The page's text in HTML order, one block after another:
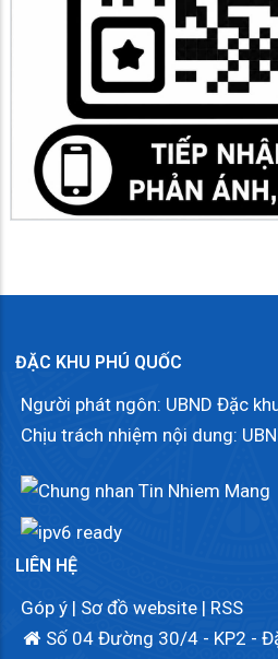
ĐẶC KHU PHÚ QUỐC
Người phát ngôn: UBND Đặc
Chịu trách nhiệm nội dung:
LIÊN HỆ
Góp ý | Sơ đồ website | RSS
Số 04 Đường 30/4 - KP2 -